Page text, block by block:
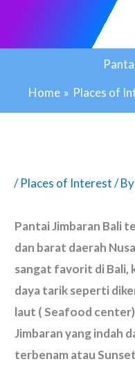
content
Home
Places of
/Places of Interest/ By
Pantai Jimbaran Bali
dan barat daerah
sangat favorit di Bali,
daya tarik seperti
laut ( Seafood
Jimbaran yang indah
terbenam atau